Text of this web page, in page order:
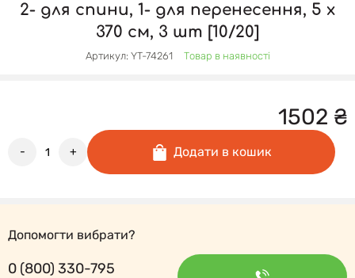
2- для спини, 1- для перенесення, 5 x
370 см, 3 шт [10/20]
Артикул: YT-74261 Товар в наявності
1502 ₴
- + Додати в кошик
Допомогти вибрати?
0 (800) 330-795